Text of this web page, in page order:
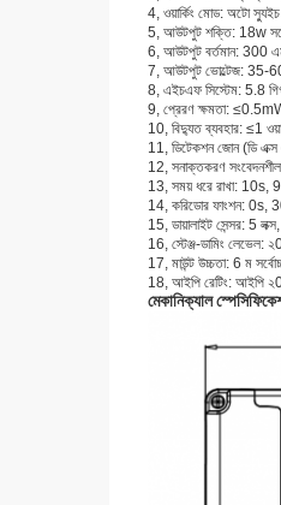
4, ওয়ার্কিং মোড: অটো
5, আউটপুট শক্তি: 18w
6, আউটপুট বর্তমান: 300
7, আউটপুট ভোল্টেজ: 35-
8, এইচএফ সিস্টেম: 5.8
9, প্রেরণ ক্ষমতা:
10, বিদ্যুত ব্যবহার: ≤1 ওয়া
11, ডিটেকশন জোন (ডি
12, সনাক্তকরণ
13, সময় ধরে রাখা:
14, করিডোর ফাংশন: 0s,
15, ডায়ালাইট সেন্সর: 5
16, স্টেঞ্জ-ডামিং লেভেল:
17, মাউন্ট উচ্চতা: 6 ম
18, আইপি রেটিং: আইপি
মেকানিক্যাল